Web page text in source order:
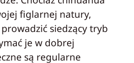
figlarnej natury,
siedzący tryb
je w dobrej
są regularne